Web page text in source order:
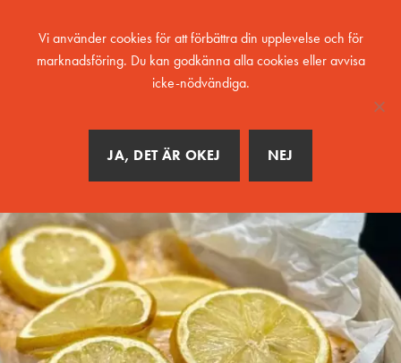
MENY
Vi använder cookies för att förbättra din upplevelse och för
marknadsföring. Du kan godkänna alla cookies eller avvisa
icke-nödvändiga.
JA, DET ÄR OKEJ NEJ